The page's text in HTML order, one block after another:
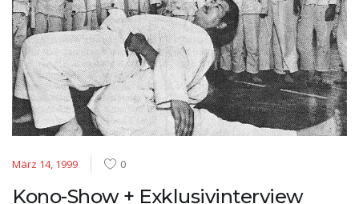
März 14, 1999 0
Kono-Show + Exklusivinterview